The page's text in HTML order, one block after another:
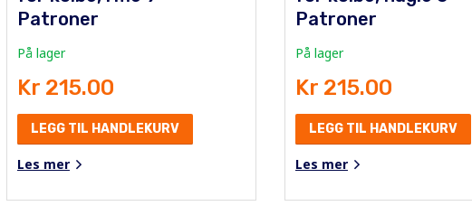
Patroner
På lager
Kr 215.00
LEGG TIL HANDLEKURV
Les mer
Patroner
På lager
Kr 215.00
LEGG TIL HANDLEKURV
Les mer